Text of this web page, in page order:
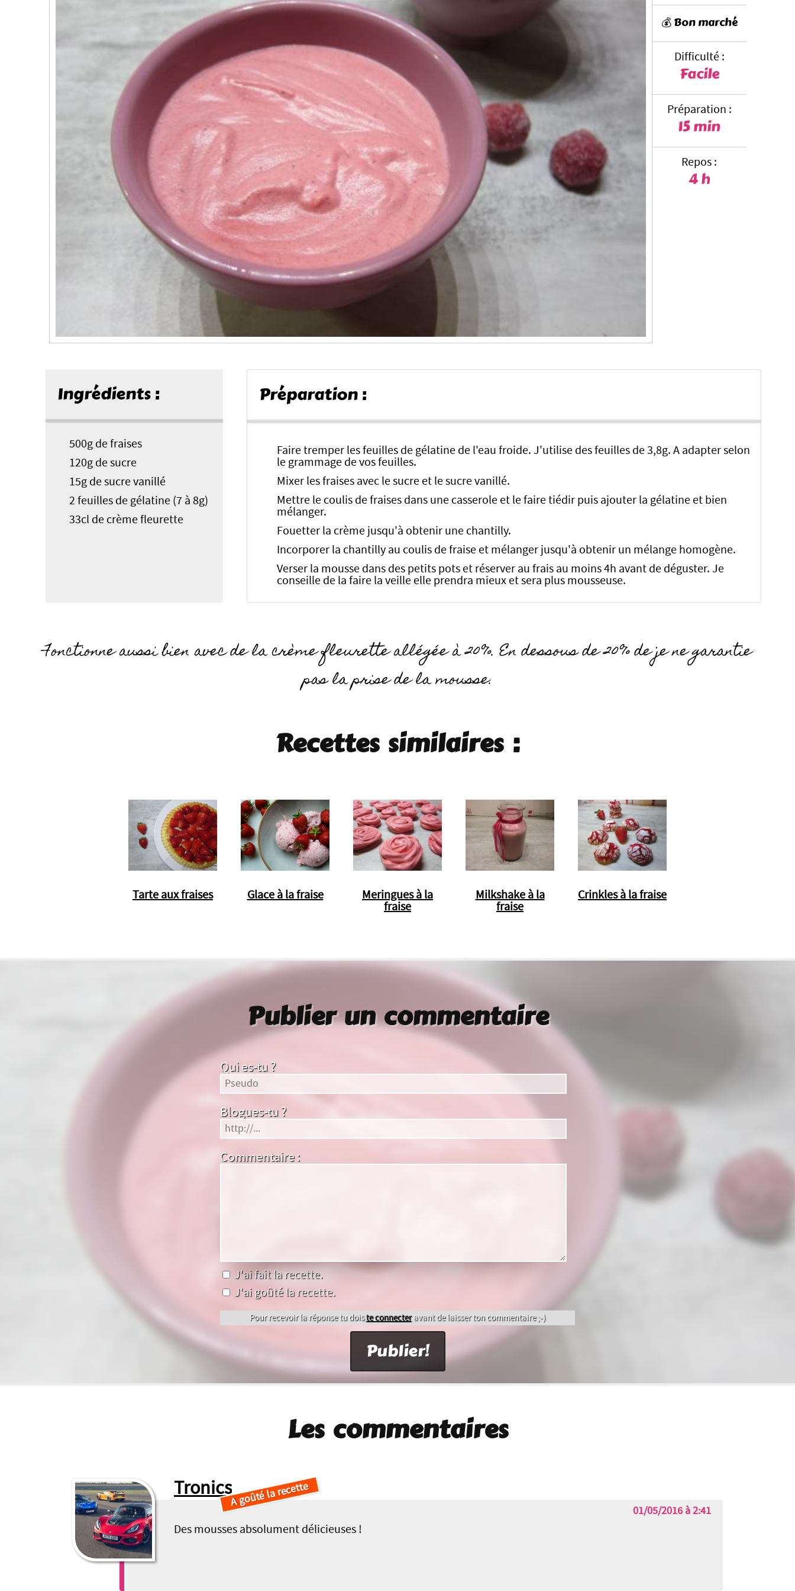
💰 Bon marché
Difficulté :
Facile
Préparation :
15 min
Repos :
4 h
Ingrédients :
500g de fraises
120g de sucre
15g de sucre vanillé
2 feuilles de gélatine (7 à 8g)
33cl de crème fleurette
Préparation :
Faire tremper les feuilles de gélatine de l'eau froide. J'utilise des feuilles de 3,8g. A adapter selon
le grammage de vos feuilles.
Mixer les fraises avec le sucre et le sucre vanillé.
Mettre le coulis de fraises dans une casserole et le faire tiédir puis ajouter la gélatine et bien
mélanger.
Fouetter la crème jusqu'à obtenir une chantilly.
Incorporer la chantilly au coulis de fraise et mélanger jusqu'à obtenir un mélange homogène.
Verser la mousse dans des petits pots et réserver au frais au moins 4h avant de déguster. Je
conseille de la faire la veille elle prendra mieux et sera plus mousseuse.
Fonctionne aussi bien avec de la crème fleurette allégée à 20%. En dessous de 20% de je ne garantie
pas la prise de la mousse.
Recettes similaires :
Tarte aux fraises Glace à la fraise
Meringues à la
fraise
Milkshake à la
fraise
Crinkles à la fraise
Publier un commentaire
Qui es-tu ?
Blogues-tu ?
Commentaire :
J'ai fait la recette.
J'ai goûté la recette.
Pour recevoir la réponse tu doiste connecteravant de laisser ton commentaire ;-)
Les commentaires
TronicsA goûté la recette
01/05/2016 à 2:41
Des mousses absolument délicieuses !